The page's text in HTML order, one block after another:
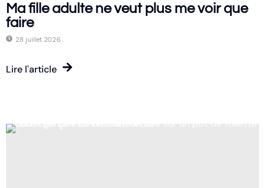
Ma fille adulte ne veut plus me voir que
faire
28 juillet 2026
Lire l'article